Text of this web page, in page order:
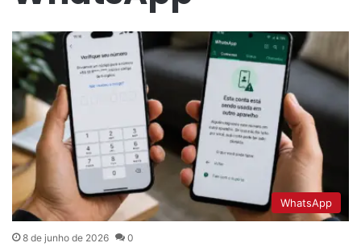
WhatsApp
8 de junho de 2026 0